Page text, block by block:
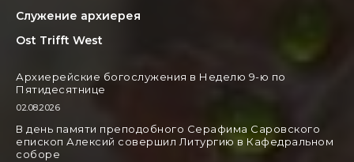
Служение архиерея
Ost Trifft West
Архиерейские богослужения в Неделю 9-ю по
Пятидесятнице
02.08.2026
В день памяти преподобного Серафима Саровского
епископ Алексий совершил Литургию в Кафедральном
соборе